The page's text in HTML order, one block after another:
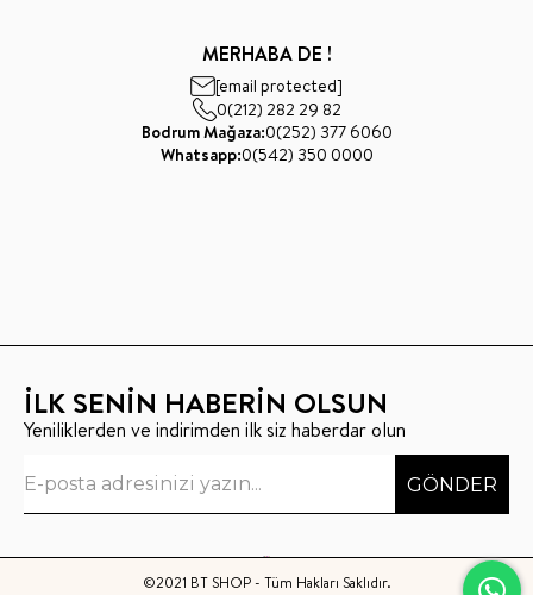
MERHABA DE !
[email protected]
0(212) 282 29 82
Bodrum Mağaza:0(252) 377 6060
Whatsapp:0(542) 350 0000
İLK SENİN HABERİN OLSUN
Yeniliklerden ve indirimden ilk siz haberdar olun
GÖNDER
©2021 BT SHOP - Tüm Hakları Saklıdır.